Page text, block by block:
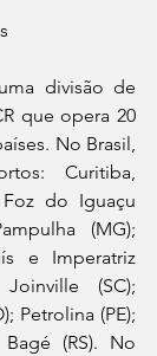
divisão de
que opera 20
No Brasil,
Curitiba,
do Iguaçu
(MG);
e Imperatriz
(SC);
Petrolina (PE);
(RS). No